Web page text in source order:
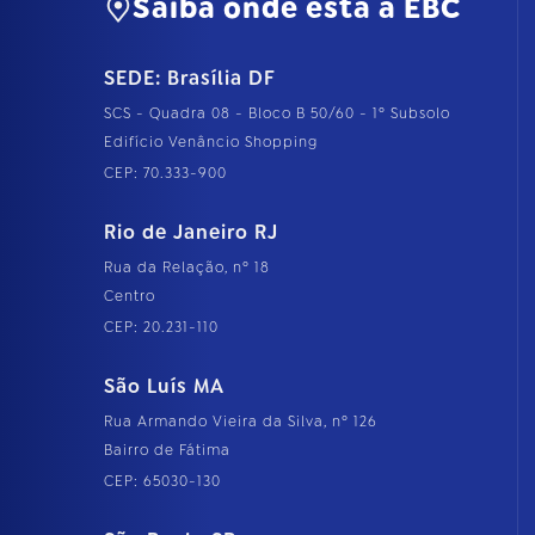
Saiba onde está a EBC
SEDE: Brasília DF
SCS - Quadra 08 - Bloco B 50/60 - 1º Subsolo
Edifício Venâncio Shopping
CEP: 70.333-900
Rio de Janeiro RJ
Rua da Relação, nº 18
Centro
CEP: 20.231-110
São Luís MA
Rua Armando Vieira da Silva, nº 126
Bairro de Fátima
CEP: 65030-130